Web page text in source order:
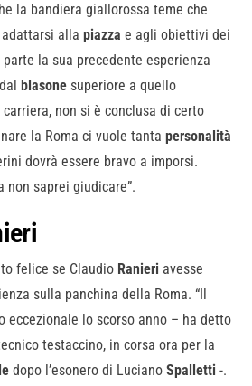
la bandiera giallorossa teme che
alla piazza e agli obiettivi dei
la sua precedente esperienza
blasone superiore a quello
non si è conclusa di certo
la Roma ci vuole tanta personalità
dovrà essere bravo a imporsi.
non saprei giudicare”.
felice se Claudio Ranieri avesse
sulla panchina della Roma. “Il
eccezionale lo scorso anno – ha detto
testaccino, in corsa ora per la
dopo l’esonero di Luciano Spalletti -.